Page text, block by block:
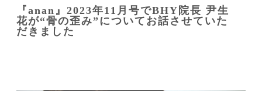
『anan』2023年11月号でBHY院長 尹生
花が“骨の歪み”についてお話させていた
だきました